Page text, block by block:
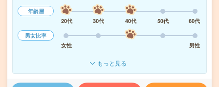
年齢層
20代
30代 40代 50代
60代
男女比率
女性
男性
もっと見る